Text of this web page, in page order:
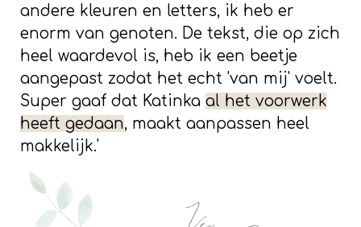
andere kleuren en letters, ik heb er
enorm van genoten. De tekst, die op zich
heel waardevol is, heb ik een beetje
aangepast zodat het echt 'van mij' voelt.
Super gaaf dat Katinka al het voorwerk
heeft gedaan, maakt aanpassen heel
makkelijk.'